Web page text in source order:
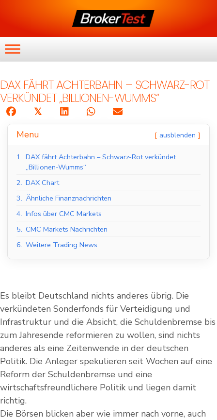
DAX FÄHRT ACHTERBAHN – SCHWARZ-ROT
VERKÜNDET „BILLIONEN-WUMMS“
𝕏
Menu ausblenden
1. DAX fährt Achterbahn – Schwarz-Rot verkündet
„Billionen-Wumms“
2. DAX Chart
3. Ähnliche Finanznachrichten
4. Infos über CMC Markets
5. CMC Markets Nachrichten
6. Weitere Trading News
Es bleibt Deutschland nichts anderes übrig. Die
verkündeten Sonderfonds für Verteidigung und
Infrastruktur und die Absicht, die Schuldenbremse bis
zum Jahresende reformieren zu wollen, sind nichts
anderes als eine Zeitenwende in der deutschen
Politik. Die Anleger spekulieren seit Wochen auf eine
Reform der Schuldenbremse und eine
wirtschaftsfreundlichere Politik und liegen damit
richtig.
Die Börsen blicken aber wie immer nach vorne, auch